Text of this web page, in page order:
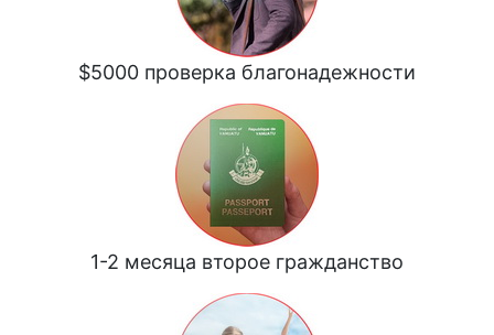
$5000 проверка благонадежности
1-2 месяца второе гражданство